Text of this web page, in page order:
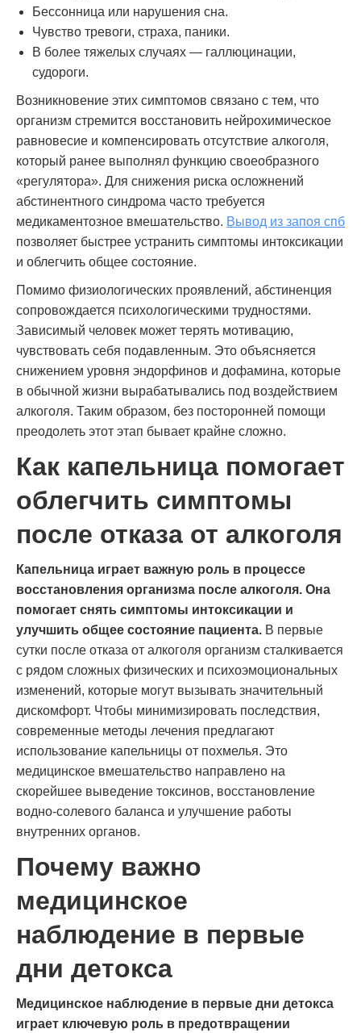
Бессонница или нарушения сна.
Чувство тревоги, страха, паники.
В более тяжелых случаях — галлюцинации,
судороги.
Возникновение этих симптомов связано с тем, что
организм стремится восстановить нейрохимическое
равновесие и компенсировать отсутствие алкоголя,
который ранее выполнял функцию своеобразного
«регулятора». Для снижения риска осложнений
абстинентного синдрома часто требуется
медикаментозное вмешательство. Вывод из запоя спб
позволяет быстрее устранить симптомы интоксикации
и облегчить общее состояние.
Помимо физиологических проявлений, абстиненция
сопровождается психологическими трудностями.
Зависимый человек может терять мотивацию,
чувствовать себя подавленным. Это объясняется
снижением уровня эндорфинов и дофамина, которые
в обычной жизни вырабатывались под воздействием
алкоголя. Таким образом, без посторонней помощи
преодолеть этот этап бывает крайне сложно.
Как капельница помогает
облегчить симптомы
после отказа от алкоголя
Капельница играет важную роль в процессе
восстановления организма после алкоголя. Она
помогает снять симптомы интоксикации и
улучшить общее состояние пациента. В первые
сутки после отказа от алкоголя организм сталкивается
с рядом сложных физических и психоэмоциональных
изменений, которые могут вызывать значительный
дискомфорт. Чтобы минимизировать последствия,
современные методы лечения предлагают
использование капельницы от похмелья. Это
медицинское вмешательство направлено на
скорейшее выведение токсинов, восстановление
водно-солевого баланса и улучшение работы
внутренних органов.
Почему важно
медицинское
наблюдение в первые
дни детокса
Медицинское наблюдение в первые дни детокса
играет ключевую роль в предотвращении